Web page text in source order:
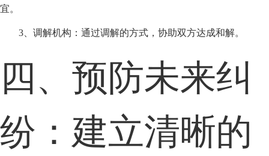
宜。
3、调解机构：通过调解的方式，协助双方达成和解。
四、预防未来纠
纷：建立清晰的